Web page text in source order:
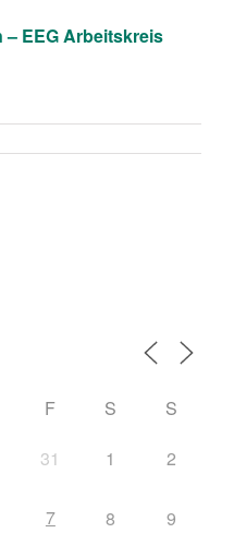
EEG Arbeitskreis
F S
S
31 1 2
7 8 9